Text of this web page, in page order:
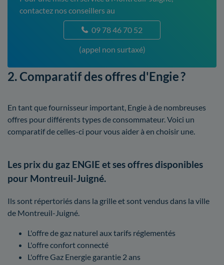
contactez nos conseillers au
09 78 46 70 52
(appel non surtaxé)
2. Comparatif des offres d'Engie ?
En tant que fournisseur important, Engie à de nombreuses
offres pour différents types de consommateur. Voici un
comparatif de celles-ci pour vous aider à en choisir une.
Les prix du gaz ENGIE et ses offres disponibles
pour Montreuil-Juigné.
Ils sont répertoriés dans la grille et sont vendus dans la ville
de Montreuil-Juigné.
L'offre de gaz naturel aux tarifs réglementés
L'offre confort connecté
L'offre Gaz Energie garantie 2 ans